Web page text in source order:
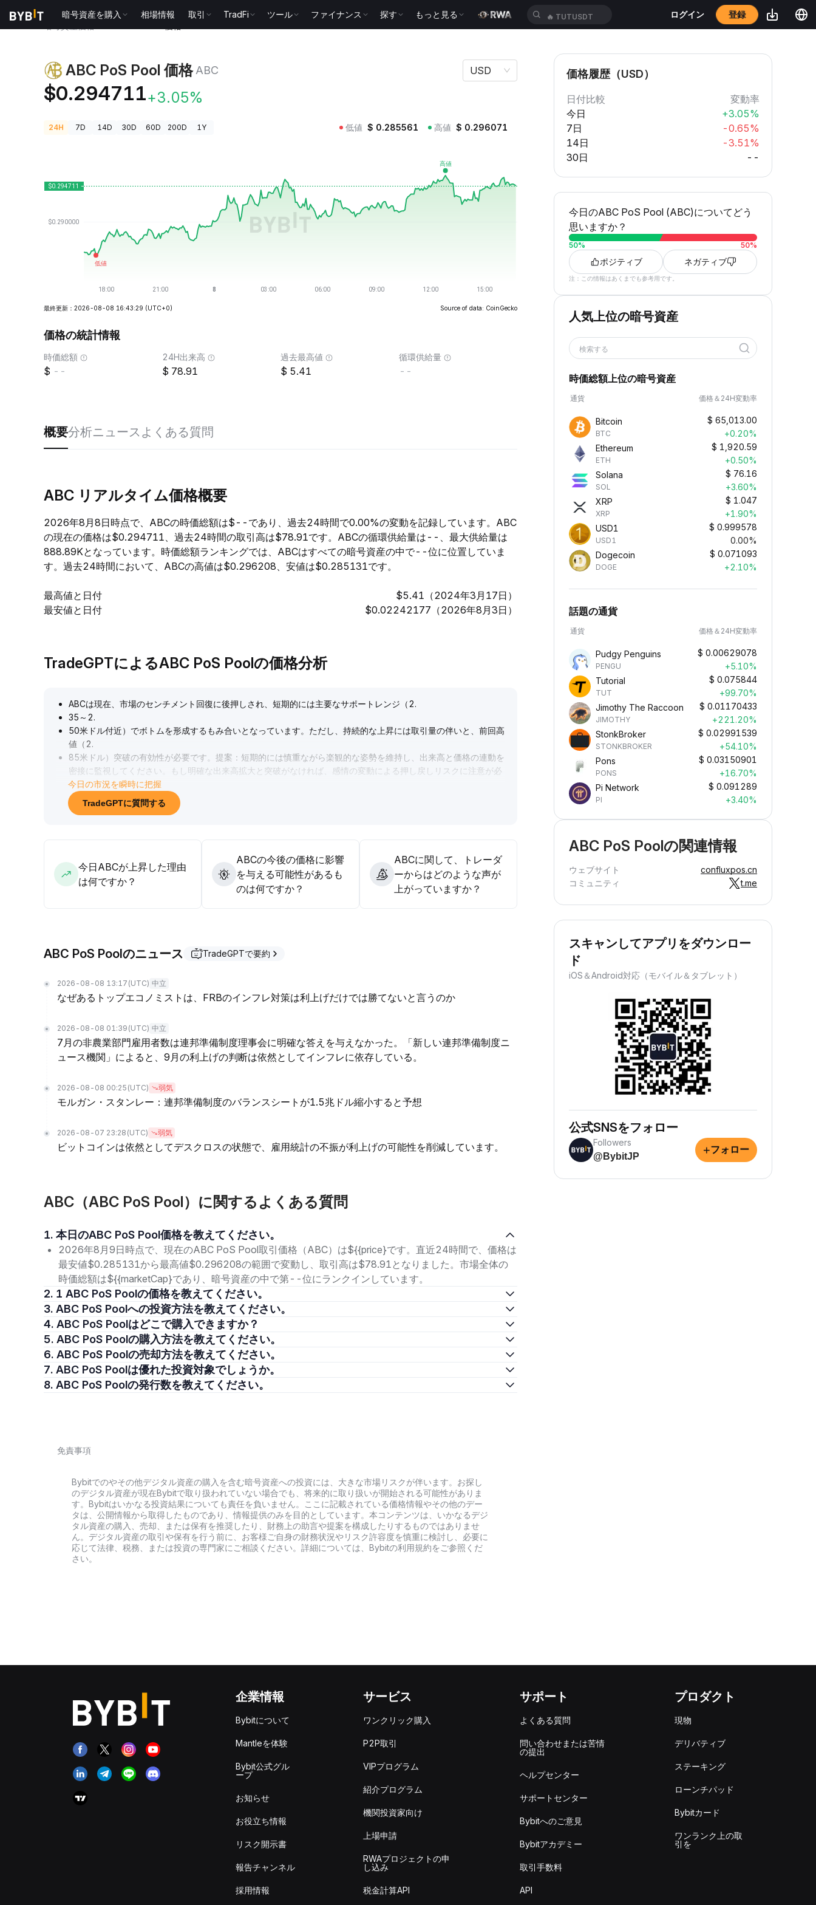
暗号資産を購入 相場情報 取引 TradFi ツール ファイナンス 探す もっと見る 🔥 TUTUSDT ログイン 登録
ABC PoS Pool 価格 ABC
$0.294711+3.05%
USD
24H 7D 14D 30D 60D 200D 1Y 低値 $ 0.285561 高値 $ 0.296071
最終更新：2026-08-08 16:43:29 (UTC+0) Source of data: CoinGecko
価格の統計情報
時価総額
--
24H出来高
78.91
過去最高値
5.41
循環供給量
--
概要分析ニュースよくある質問
ABC リアルタイム価格概要
2026年8月8日時点で、ABCの時価総額は$--であり、過去24時間で0.00%の変動を記録しています。ABC
の現在の価格は$0.294711、過去24時間の取引高は$78.91です。ABCの循環供給量は--、最大供給量は
888.89Kとなっています。時価総額ランキングでは、ABCはすべての暗号資産の中で--位に位置していま
す。過去24時間において、ABCの高値は$0.296208、安値は$0.285131です。
最高値と日付
$5.41（2024年3月17日）
最安値と日付
$0.02242177（2026年8月3日）
TradeGPTによるABC PoS Poolの価格分析
ABCは現在、市場のセンチメント回復に後押しされ、短期的には主要なサポートレンジ（2.
35～2.
50米ドル付近）でボトムを形成するもみ合いとなっています。ただし、持続的な上昇には取引量の伴いと、前回高
値（2.
85米ドル）突破の有効性が必要です。提案：短期的には慎重ながら楽観的な姿勢を維持し、出来高と価格の連動を
密接に監視してください。もし明確な出来高拡大と突破がなければ、感情の変動による押し戻しリスクに注意が必
要です。.
今日の市況を瞬時に把握
TradeGPTに質問する
今日ABCが上昇した理由
は何ですか？
ABCの今後の価格に影響
を与える可能性があるも
のは何ですか？
ABCに関して、トレーダ
ーからはどのような声が
上がっていますか？
ABC PoS Poolのニュース TradeGPTで要約
2026-08-08 13:17 (UTC) 中立
なぜあるトップエコノミストは、FRBのインフレ対策は利上げだけでは勝てないと言うのか
2026-08-08 01:39 (UTC) 中立
7月の非農業部門雇用者数は連邦準備制度理事会に明確な答えを与えなかった。「新しい連邦準備制度ニ
ュース機関」によると、9月の利上げの判断は依然としてインフレに依存している。
2026-08-08 00:25 (UTC) 弱気
モルガン・スタンレー：連邦準備制度のバランスシートが1.5兆ドル縮小すると予想
2026-08-07 23:28 (UTC) 弱気
ビットコインは依然としてデスクロスの状態で、雇用統計の不振が利上げの可能性を削減しています。
ABC（ABC PoS Pool）に関するよくある質問
1. 本日のABC PoS Pool価格を教えてください。
2026年8月9日時点で、現在のABC PoS Pool取引価格（ABC）は${{price}です。直近24時間で、価格は
最安値$0.285131から最高値$0.296208の範囲で変動し、取引高は$78.91となりました。市場全体の
時価総額は${{marketCap}であり、暗号資産の中で第--位にランクインしています。
2. 1 ABC PoS Poolの価格を教えてください。
3. ABC PoS Poolへの投資方法を教えてください。
4. ABC PoS Poolはどこで購入できますか？
5. ABC PoS Poolの購入方法を教えてください。
6. ABC PoS Poolの売却方法を教えてください。
7. ABC PoS Poolは優れた投資対象でしょうか。
8. ABC PoS Poolの発行数を教えてください。
免責事項
Bybitでのやその他デジタル資産の購入を含む暗号資産への投資には、大きな市場リスクが伴います。お探し
のデジタル資産が現在Bybitで取り扱われていない場合でも、将来的に取り扱いが開始される可能性がありま
す。Bybitはいかなる投資結果についても責任を負いません。ここに記載されている価格情報やその他のデー
タは、公開情報から取得したものであり、情報提供のみを目的としています。本コンテンツは、いかなるデジ
タル資産の購入、売却、または保有を推奨したり、財務上の助言や提案を構成したりするものではありませ
ん。デジタル資産の取引や保有を行う前に、お客様ご自身の財務状況やリスク許容度を慎重に検討し、必要に
応じて法律、税務、または投資の専門家にご相談ください。詳細については、Bybitの利用規約をご参照くだ
さい。
価格履歴（USD）
日付比較
変動率
今日
+3.05%
7日
-0.65%
14日
-3.51%
30日
--
今日のABC PoS Pool (ABC)についてどう
思いますか？
50% 50%
ポジティブ ネガティブ
注：この情報はあくまでも参考用です。
人気上位の暗号資産
検索する
時価総額上位の暗号資産
通貨 価格＆24H変動率
Bitcoin
BTC
$ 65,013.00
+0.20%
Ethereum
ETH
$ 1,920.59
+0.50%
Solana
SOL
$ 76.16
+3.60%
XRP
XRP
$ 1.047
+1.90%
USD1
USD1
$ 0.999578
0.00%
Dogecoin
DOGE
$ 0.071093
+2.10%
話題の通貨
通貨 価格＆24H変動率
Pudgy Penguins
PENGU
$ 0.00629078
+5.10%
Tutorial
TUT
$ 0.075844
+99.70%
Jimothy The Raccoon
JIMOTHY
$ 0.01170433
+221.20%
StonkBroker
STONKBROKER
$ 0.02991539
+54.10%
Pons
PONS
$ 0.03150901
+16.70%
Pi Network
PI
$ 0.091289
+3.40%
ABC PoS Poolの関連情報
ウェブサイト
confluxpos.cn
コミュニティ
t.me
スキャンしてアプリをダウンロー
ド
iOS＆Android対応（モバイル＆タブレット）
公式SNSをフォロー
Followers
@BybitJP
+フォロー
企業情報
Bybitについて
Mantleを体験
Bybit公式グル
ープ
お知らせ
お役立ち情報
リスク開示書
報告チャンネル
採用情報
サービス
ワンクリック購入
P2P取引
VIPプログラム
紹介プログラム
機関投資家向け
上場申請
RWAプロジェクトの申
し込み
税金計算API
サポート
よくある質問
問い合わせまたは苦情
の提出
ヘルプセンター
サポートセンター
Bybitへのご意見
Bybitアカデミー
取引手数料
API
プロダクト
現物
デリバティブ
ステーキング
ローンチパッド
Bybitカード
ワンランク上の取
引を